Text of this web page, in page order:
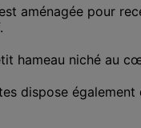
aménagée pour
hameau niché au
dispose